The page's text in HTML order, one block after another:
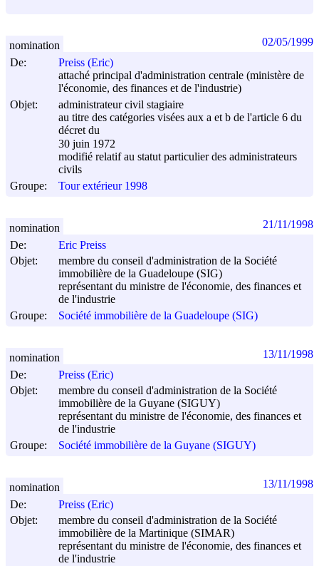
De:
Preiss (Eric)
attaché principal d'administration centrale (ministère de
l'économie, des finances et de l'industrie)
Objet:
administrateur civil stagiaire
au titre des catégories visées aux a et b de l'article 6 du
décret du
30 juin 1972
modifié relatif au statut particulier des administrateurs
civils
Groupe:
Tour extérieur 1998
nomination 02/05/1999
De:
Eric Preiss
Objet:
membre du conseil d'administration de la Société
immobilière de la Guadeloupe (SIG)
représentant du ministre de l'économie, des finances et
de l'industrie
Groupe:
Société immobilière de la Guadeloupe (SIG)
nomination 21/11/1998
De:
Preiss (Eric)
Objet:
membre du conseil d'administration de la Société
immobilière de la Guyane (SIGUY)
représentant du ministre de l'économie, des finances et
de l'industrie
Groupe:
Société immobilière de la Guyane (SIGUY)
nomination 13/11/1998
De:
Preiss (Eric)
Objet:
membre du conseil d'administration de la Société
immobilière de la Martinique (SIMAR)
représentant du ministre de l'économie, des finances et
de l'industrie
nomination 13/11/1998